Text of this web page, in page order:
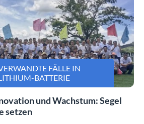
FÄLLE IN
BATTERIE
und Wachstum: Segel
setzen